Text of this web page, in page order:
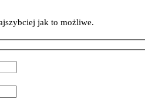
jak to możliwe.